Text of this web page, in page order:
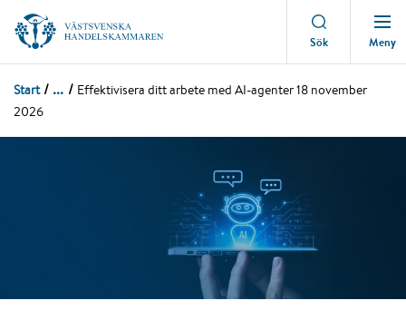
Sök Meny
Start ...
Effektivisera ditt arbete med AI-agenter 18 november
2026